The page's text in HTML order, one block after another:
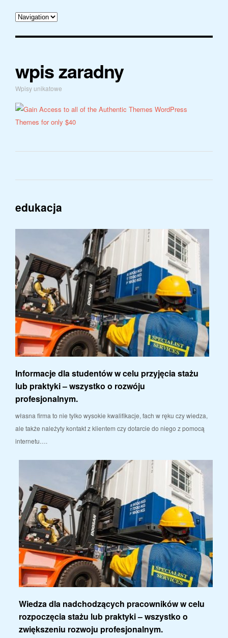
wpis zaradny
Wpisy unikatowe
edukacja
Informacje dla studentów w celu przyjęcia stażu
lub praktyki – wszystko o rozwóju
profesjonalnym.
własna firma to nie tylko wysokie kwalifikacje, fach w ręku czy wiedza,
ale także należyty kontakt z klientem czy dotarcie do niego z pomocą
internetu….
Wiedza dla nadchodzących pracowników w celu
rozpoczęcia stażu lub praktyki – wszystko o
zwiększeniu rozwoju profesjonalnym.